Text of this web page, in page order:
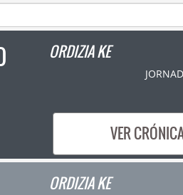
ORDIZIA KE
VER
ORDIZIA KE